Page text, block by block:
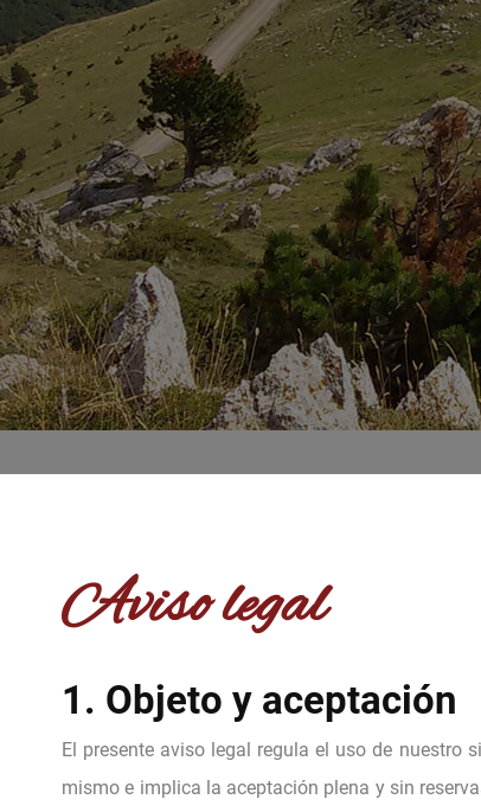
Aviso legal
1. Objeto y aceptación
El presente aviso legal regula el uso de nuestro
mismo e implica la aceptación plena y sin